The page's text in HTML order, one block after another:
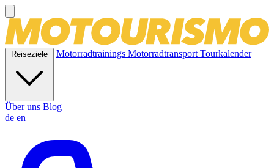
Reiseziele Motorradtrainings MotorradtransportTourkalender
Über uns Blog
de en